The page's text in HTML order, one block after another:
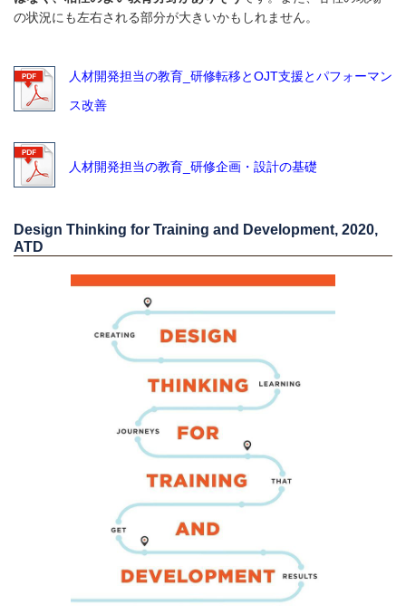
の状況にも左右される部分が大きいかもしれません。
人材開発担当の教育_研修転移とOJT支援とパフォーマン
ス改善
人材開発担当の教育_研修企画・設計の基礎
Design Thinking for Training and Development, 2020,
ATD